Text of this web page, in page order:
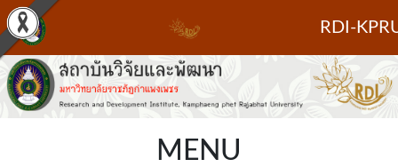
RDI-
MENU
FACEBOOK
TWITTER